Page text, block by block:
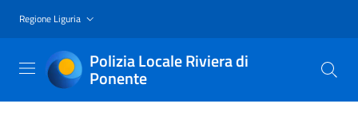
Regione Liguria
Polizia Locale Riviera di
Ponente